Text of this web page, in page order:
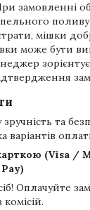
замовленні
поливу,
мішки
може бути
та
варіантів
(Visa /
Оплачуйте